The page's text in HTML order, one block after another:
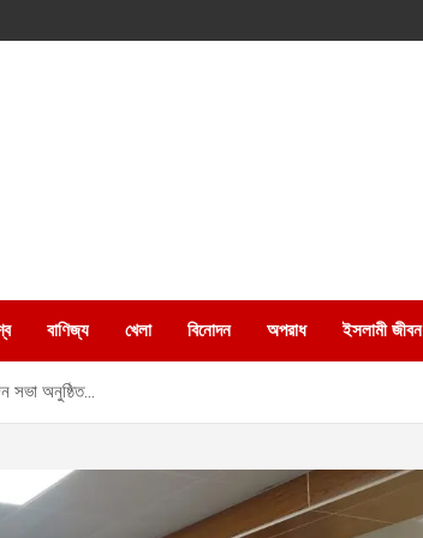
বাণিজ্য খেলা বিনোদন অপরাধ ইসলামী জীবন
সভা অনুষ্ঠিত…